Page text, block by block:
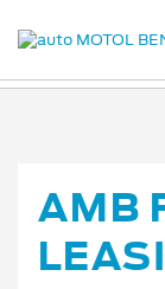
AMB